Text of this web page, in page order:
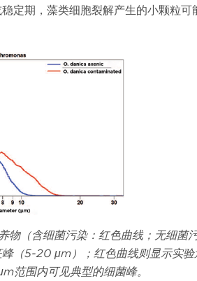
定期，藻类细胞裂解产生的小颗粒
物（含细菌污染：红色曲线；无细
（5-20 μm ）；红色曲线则显示实
m范围内可见典型的细菌峰。